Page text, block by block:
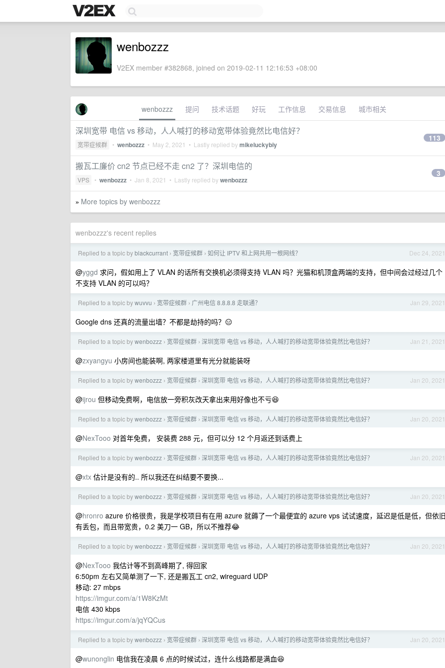
wenbozzz
V2EX member #382868, joined on 2019-02-11 12:16:53 +08:00
wenbozzz 提问 技术话题 好玩 工作信息 交易信息 城市相关
深圳宽带 电信 vs 移动，人人喊打的移动宽带体验竟然比电信好？
宽带症候群 • wenbozzz • May 2, 2021 • Lastly replied bymikeluckybiy
113
搬瓦工廉价 cn2 节点已经不走 cn2 了？深圳电信的
VPS • wenbozzz • Jan 8, 2021 • Lastly replied bywenbozzz
3
» More topics by wenbozzz
wenbozzz's recent replies
Dec 24, 2021
Replied to a topic byblackcurrant › 宽带症候群 › 如何让 IPTV 和上网共用一根网线？
@yggd 求问，假如用上了 VLAN 的话所有交换机必须得支持 VLAN 吗？光猫和机顶盒两端的支持，但中间会过经过几个
不支持 VLAN 的可以吗？
Jan 29, 2021
Replied to a topic bywuvvu › 宽带症候群 › 广州电信 8.8.8.8 走联通？
Google dns 还真的流量出墙？不都是劫持的吗？😑
Jan 21, 2021
Replied to a topic bywenbozzz › 宽带症候群 › 深圳宽带 电信 vs 移动，人人喊打的移动宽带体验竟然比电信好？
@zxyangyu 小房间也能装啊, 两家楼道里有光分就能装呀
Jan 20, 2021
Replied to a topic bywenbozzz › 宽带症候群 › 深圳宽带 电信 vs 移动，人人喊打的移动宽带体验竟然比电信好？
@ijrou 但移动免费啊，电信放一旁积灰改天拿出来用好像也不亏😆
Jan 20, 2021
Replied to a topic bywenbozzz › 宽带症候群 › 深圳宽带 电信 vs 移动，人人喊打的移动宽带体验竟然比电信好？
@NexTooo 对首年免费， 安装费 288 元，但可以分 12 个月返还到话费上
Jan 20, 2021
Replied to a topic bywenbozzz › 宽带症候群 › 深圳宽带 电信 vs 移动，人人喊打的移动宽带体验竟然比电信好？
@xtx 估计是没有的.. 所以我还在纠结要不要换...
Jan 20, 2021
Replied to a topic bywenbozzz › 宽带症候群 › 深圳宽带 电信 vs 移动，人人喊打的移动宽带体验竟然比电信好？
@hronro azure 价格很贵，我是学校项目有在用 azure 就薅了一个最便宜的 azure vps 试试速度，延迟是低是低，但依旧
有丢包，而且带宽贵，0.2 美刀一 GB，所以不推荐😂
Jan 20, 2021
Replied to a topic bywenbozzz › 宽带症候群 › 深圳宽带 电信 vs 移动，人人喊打的移动宽带体验竟然比电信好？
@NexTooo 我估计等不到高峰期了, 得回家
6:50pm 左右又简单测了一下, 还是搬瓦工 cn2, wireguard UDP
移动: 27 mbps
https://imgur.com/a/1W8KzMt
电信 430 kbps
https://imgur.com/a/jqYQCus
Jan 20, 2021
Replied to a topic bywenbozzz › 宽带症候群 › 深圳宽带 电信 vs 移动，人人喊打的移动宽带体验竟然比电信好？
@wunonglin 电信我在凌晨 6 点的时候试过，连什么线路都是满血😆